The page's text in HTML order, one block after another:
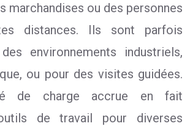
marchandises ou des personnes
distances. Ils sont parfois
environnements industriels,
ou pour des visites guidées.
de charge accrue en fait
de travail pour diverses